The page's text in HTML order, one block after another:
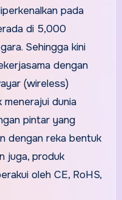
pada
di 5,000
Sehingga kini
dengan
(wireless)
dunia
pintar yang
dengan reka bentuk
juga, produk
oleh CE, RoHS,